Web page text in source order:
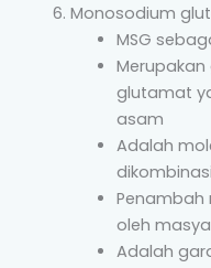
Monosodium
MSG
glutamat
asam
Adalah
Penambah
oleh
Adalah